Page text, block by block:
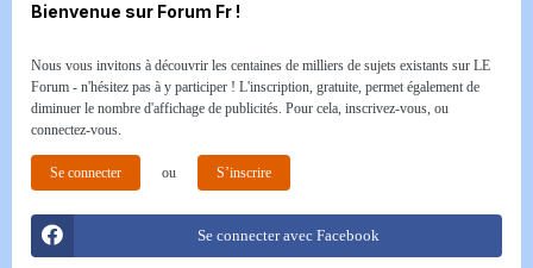
Bienvenue sur Forum Fr !
Nous vous invitons à découvrir les centaines de milliers de sujets existants sur LE
Forum - n'hésitez pas à y participer ! L'inscription, gratuite, permet également de
diminuer le nombre d'affichage de publicités. Pour cela, inscrivez-vous, ou
connectez-vous.
Se connecter ou S’inscrire
Se connecter avec Facebook